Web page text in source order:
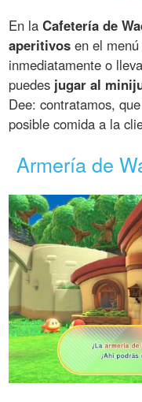
En laCafetería de
aperitivos en el
inmediatamente o
puedes jugar al
Dee: contratamos,
posible comida a la
Armería de